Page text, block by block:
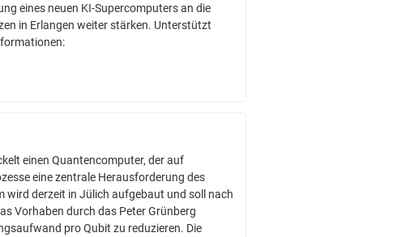
eines neuen KI-Supercomputers an die
in Erlangen weiter stärken. Unterstützt
einen Quantencomputer, der auf
eine zentrale Herausforderung des
wird derzeit in Jülich aufgebaut und soll nach
Vorhaben durch das Peter Grünberg
pro Qubit zu reduzieren. Die